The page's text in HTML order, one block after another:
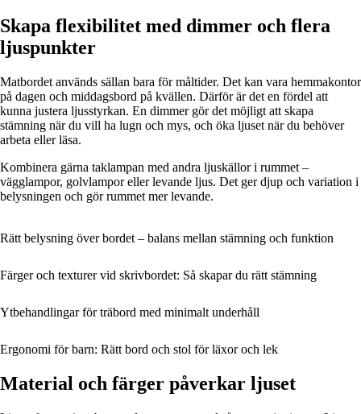
Skapa flexibilitet med dimmer och flera
ljuspunkter
Matbordet används sällan bara för måltider. Det kan vara hemmakontor
på dagen och middagsbord på kvällen. Därför är det en fördel att
kunna justera ljusstyrkan. En dimmer gör det möjligt att skapa
stämning när du vill ha lugn och mys, och öka ljuset när du behöver
arbeta eller läsa.
Kombinera gärna taklampan med andra ljuskällor i rummet –
vägglampor, golvlampor eller levande ljus. Det ger djup och variation i
belysningen och gör rummet mer levande.
Rätt belysning över bordet – balans mellan stämning och funktion
Färger och texturer vid skrivbordet: Så skapar du rätt stämning
Ytbehandlingar för träbord med minimalt underhåll
Ergonomi för barn: Rätt bord och stol för läxor och lek
Material och färger påverkar ljuset